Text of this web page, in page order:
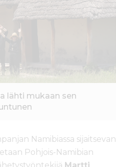
lähti mukaan sen
Namibiassa sijaitsevan
Pohjois-Namibian